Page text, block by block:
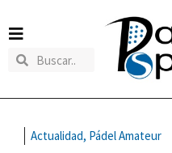
Actualidad, Pádel Amateur